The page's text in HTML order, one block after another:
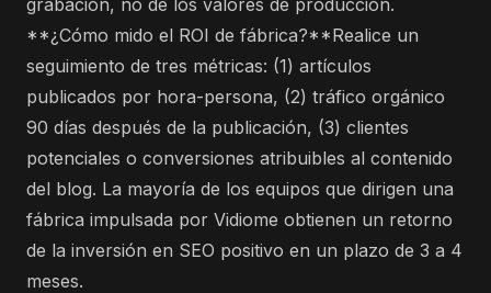
grabación, no de los valores de producción.
**¿Cómo mido el ROI de fábrica?**Realice un
seguimiento de tres métricas: (1) artículos
publicados por hora-persona, (2) tráfico orgánico
90 días después de la publicación, (3) clientes
potenciales o conversiones atribuibles al contenido
del blog. La mayoría de los equipos que dirigen una
fábrica impulsada por Vidiome obtienen un retorno
de la inversión en SEO positivo en un plazo de 3 a 4
meses.